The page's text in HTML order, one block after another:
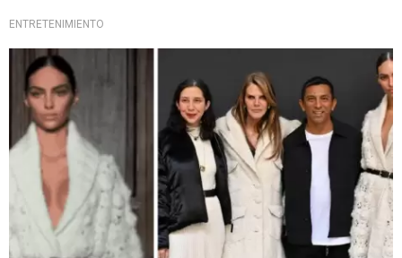
ENTRETENIMIENTO
¡Orgullo peruano!